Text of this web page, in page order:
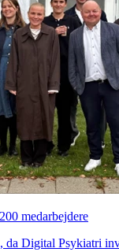
medarbejdere
da Digital Psykiatri